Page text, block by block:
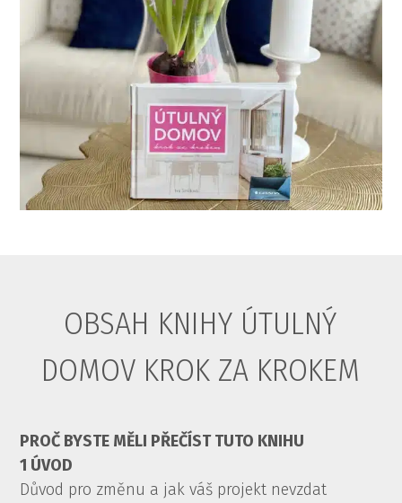
OBSAH KNIHY ÚTULNÝ
DOMOV KROK ZA KROKEM
PROČ BYSTE MĚLI PŘEČÍST TUTO KNIHU
1 ÚVOD
Důvod pro změnu a jak váš projekt nevzdat